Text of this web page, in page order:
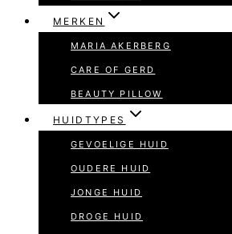
MERKEN
MARIA AKERBERG
CARE OF GERD
BEAUTY PILLOW
HUIDTYPES
GEVOELIGE HUID
OUDERE HUID
JONGE HUID
DROGE HUID